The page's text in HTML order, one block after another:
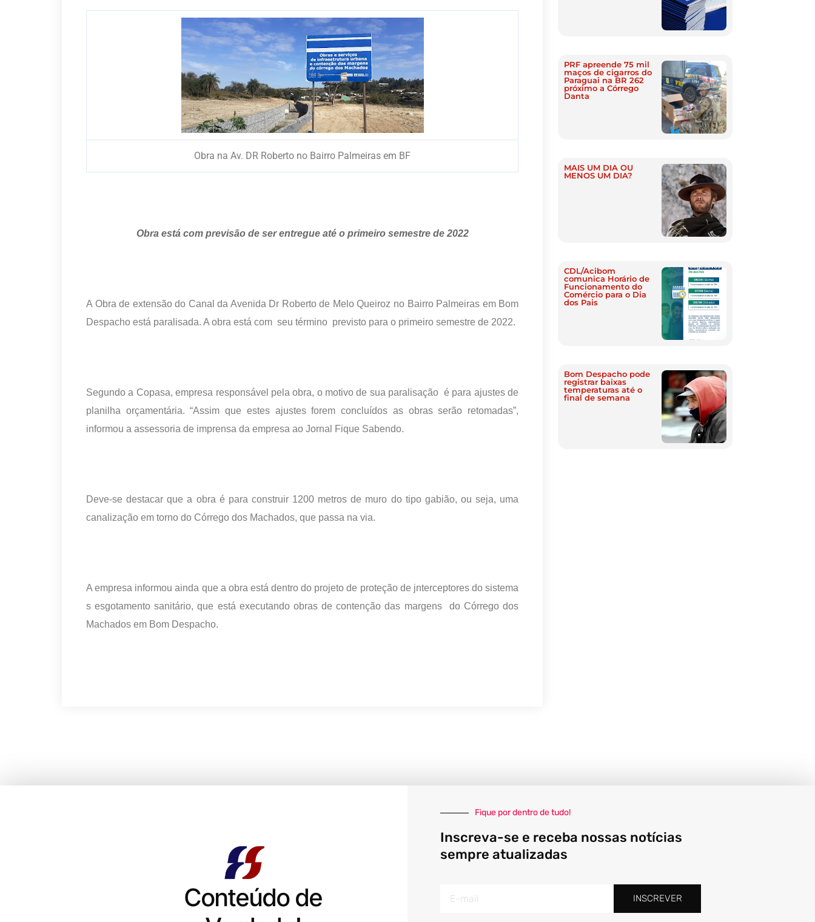
Obra na Av. DR Roberto no Bairro Palmeiras em BF
Obra está com previsão de ser entregue até o primeiro semestre de 2022
A Obra de extensão do Canal da Avenida Dr Roberto de Melo Queiroz no Bairro Palmeiras em Bom
Despacho está paralisada. A obra está com seu término previsto para o primeiro semestre de 2022.
Segundo a Copasa, empresa responsável pela obra, o motivo de sua paralisação é para ajustes de
planilha orçamentária. “Assim que estes ajustes forem concluídos as obras serão retomadas”,
informou a assessoria de imprensa da empresa ao Jornal Fique Sabendo.
Deve-se destacar que a obra é para construir 1200 metros de muro do tipo gabião, ou seja, uma
canalização em torno do Córrego dos Machados, que passa na via.
A empresa informou ainda que a obra está dentro do projeto de proteção de jnterceptores do sistema
s esgotamento sanitário, que está executando obras de contenção das margens do Córrego dos
Machados em Bom Despacho.
PRF apreende 75 mil
maços de cigarros do
Paraguai na BR 262
próximo a Córrego
Danta
MAIS UM DIA OU
MENOS UM DIA?
CDL/Acibom
comunica Horário de
Funcionamento do
Comércio para o Dia
dos Pais
Bom Despacho pode
registrar baixas
temperaturas até o
final de semana
Conteúdo de
Fique por dentro de tudo!
Inscreva-se e receba nossas notícias
sempre atualizadas
INSCREVER